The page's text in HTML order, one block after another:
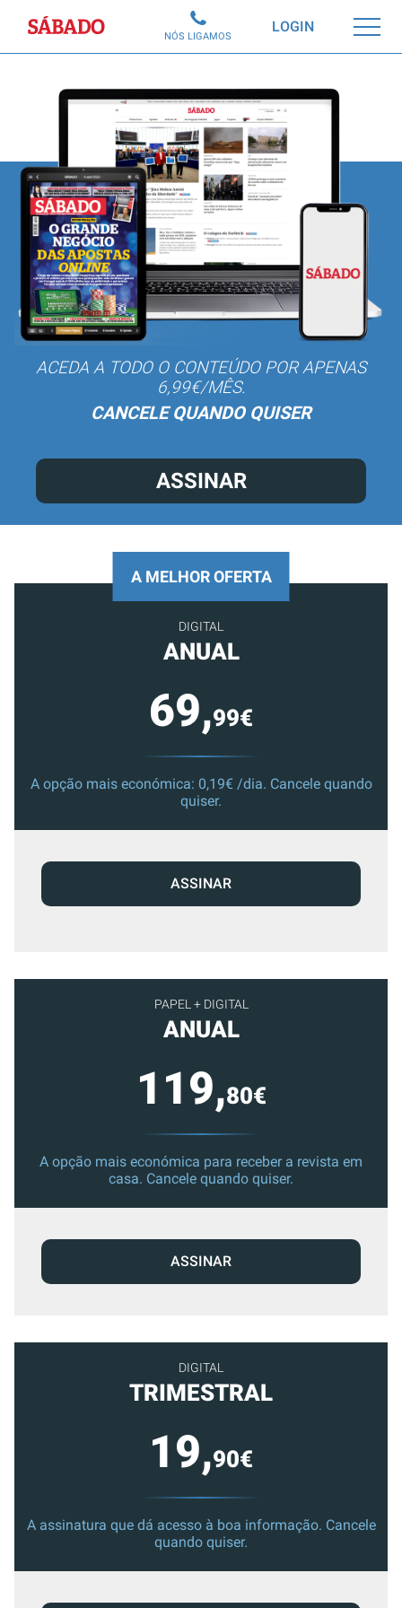
Sábado LOGIN
NÓS LIGAMOS
ACEDA A TODO O CONTEÚDO POR APENAS
6,99€/MÊS.
CANCELE QUANDO QUISER
ASSINAR
PAPEL + DIGITAL
ANUAL
119,80€
A opção mais económica para receber a revista em
casa. Cancele quando quiser.
ASSINAR
DIGITAL
TRIMESTRAL
19,90€
A assinatura que dá acesso à boa informação. Cancele
quando quiser.
A MELHOR OFERTA
DIGITAL
ANUAL
69,99€
A opção mais económica: 0,19€ /dia. Cancele quando
quiser.
ASSINAR